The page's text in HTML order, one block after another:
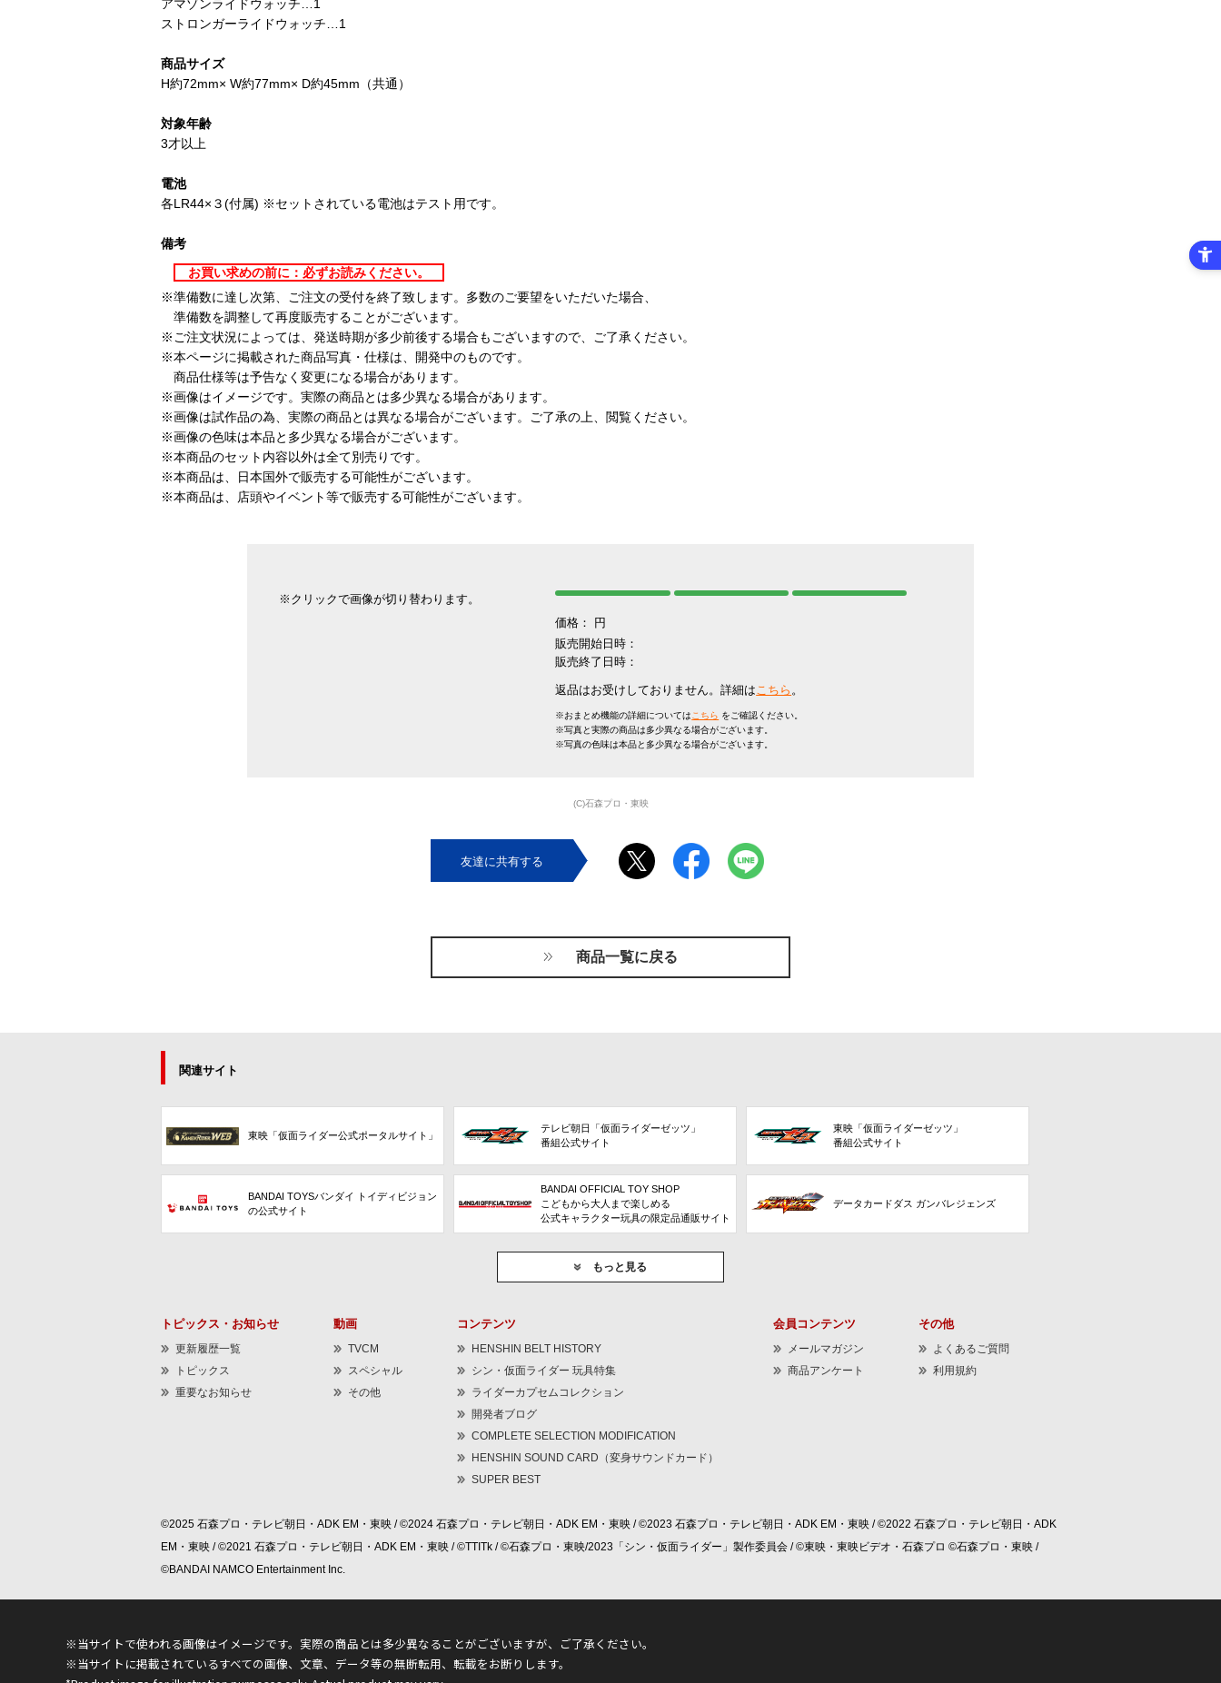
アマゾンライドウォッチ…1
ストロンガーライドウォッチ…1
商品サイズ
H約72mm× W約77mm× D約45mm（共通）
対象年齢
3才以上
電池
各LR44×３(付属) ※セットされている電池はテスト用です。
備考
お買い求めの前に：必ずお読みください。
※準備数に達し次第、ご注文の受付を終了致します。多数のご要望をいただいた場合、
準備数を調整して再度販売することがございます。
※ご注文状況によっては、発送時期が多少前後する場合もございますので、ご了承ください。
※本ページに掲載された商品写真・仕様は、開発中のものです。
商品仕様等は予告なく変更になる場合があります。
※画像はイメージです。実際の商品とは多少異なる場合があります。
※画像は試作品の為、実際の商品とは異なる場合がございます。ご了承の上、閲覧ください。
※画像の色味は本品と多少異なる場合がございます。
※本商品のセット内容以外は全て別売りです。
※本商品は、日本国外で販売する可能性がございます。
※本商品は、店頭やイベント等で販売する可能性がございます。
※クリックで画像が切り替わります。
価格：
円
販売開始日時：
販売終了日時：
返品はお受けしておりません。詳細は こちら 。
※おまとめ機能の詳細については こちら をご確認ください。
※写真と実際の商品は多少異なる場合がございます。
※写真の色味は本品と多少異なる場合がございます。
(C)石森プロ・東映
友達に共有する
商品一覧に戻る
関連サイト
東映「仮面ライダー公式ポータルサイト」
テレビ朝日「仮面ライダーゼッツ」
番組公式サイト
東映「仮面ライダーゼッツ」
番組公式サイト
BANDAI TOYSバンダイ トイディビジョン
の公式サイト
BANDAI OFFICIAL TOY SHOP
こどもから大人まで楽しめる
公式キャラクター玩具の限定品通販サイト
データカードダス ガンバレジェンズ
もっと見る
トピックス・お知らせ
更新履歴一覧
トピックス
重要なお知らせ
動画
TVCM
スペシャル
その他
コンテンツ
HENSHIN BELT HISTORY
シン・仮面ライダー 玩具特集
ライダーカプセムコレクション
開発者ブログ
COMPLETE SELECTION MODIFICATION
HENSHIN SOUND CARD（変身サウンドカード）
SUPER BEST
会員コンテンツ
メールマガジン
商品アンケート
その他
よくあるご質問
利用規約
©2025 石森プロ・テレビ朝日・ADK EM・東映 / ©2024 石森プロ・テレビ朝日・ADK EM・東映 / ©2023 石森プロ・テレビ朝日・ADK EM・東映 / ©2022 石森プロ・テレビ朝日・ADK
EM・東映 / ©2021 石森プロ・テレビ朝日・ADK EM・東映 / ©TTITk / ©石森プロ・東映/2023「シン・仮面ライダー」製作委員会 / ©東映・東映ビデオ・石森プロ ©石森プロ・東映 /
©BANDAI NAMCO Entertainment Inc.
※当サイトで使われる画像はイメージです。実際の商品とは多少異なることがございますが、ご了承ください。
※当サイトに掲載されているすべての画像、文章、データ等の無断転用、転載をお断りします。